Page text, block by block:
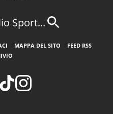
Sport...
MAPPA DEL SITO
FEED RSS